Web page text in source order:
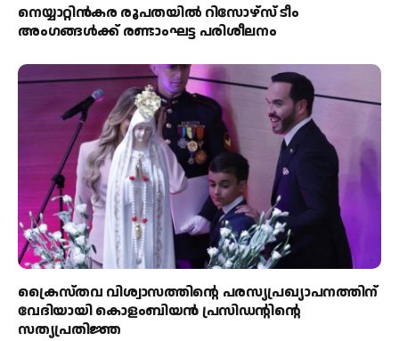
നെയ്യാറ്റിൻകര രൂപതയിൽ റിസോഴ്സ് ടീം
അംഗങ്ങൾക്ക് രണ്ടാംഘട്ട പരിശീലനം
ക്രൈസ്തവ വിശ്വാസത്തിന്റെ പരസ്യപ്രഖ്യാപനത്തിന്
വേദിയായി കൊളംബിയൻ പ്രസിഡന്റിന്റെ
സത്യപ്രതിജ്ഞ